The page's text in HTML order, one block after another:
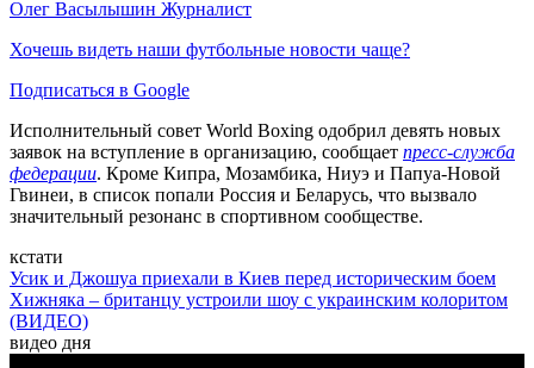
Олег Васылышин Журналист
Хочешь видеть наши футбольные новости чаще?
Подписаться в Google
Исполнительный совет World Boxing одобрил девять новых
заявок на вступление в организацию, сообщает пресс-служба
федерации. Кроме Кипра, Мозамбика, Ниуэ и Папуа-Новой
Гвинеи, в список попали Россия и Беларусь, что вызвало
значительный резонанс в спортивном сообществе.
кстати
Усик и Джошуа приехали в Киев перед историческим боем
Хижняка – британцу устроили шоу с украинским колоритом
(ВИДЕО)
видео дня